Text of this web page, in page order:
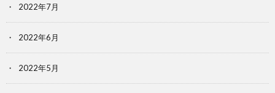
2022年7月
2022年6月
2022年5月